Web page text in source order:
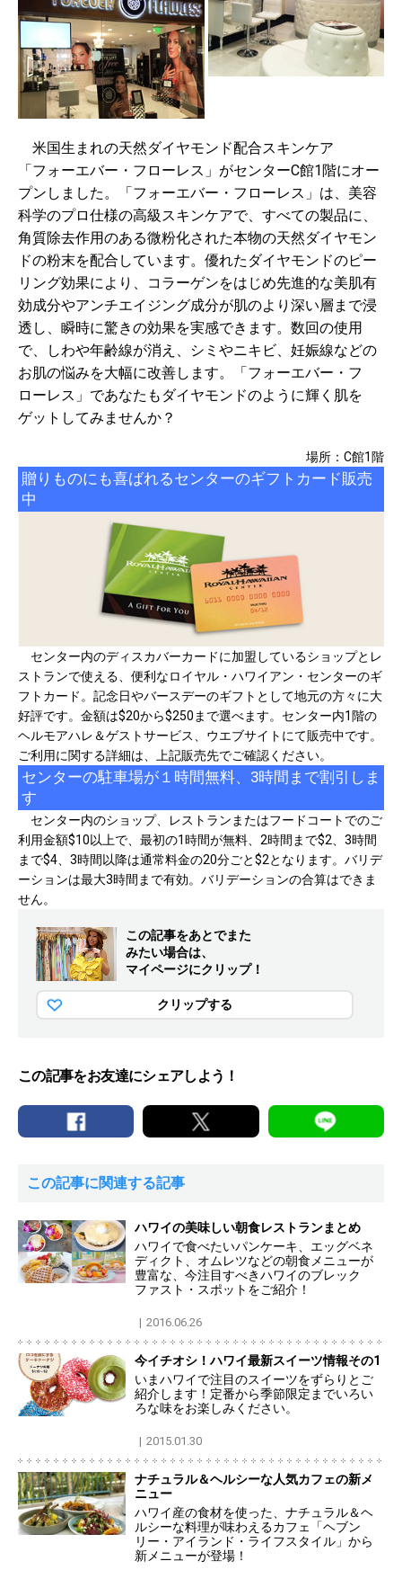
米国生まれの天然ダイヤモンド配合スキンケア
「フォーエバー・フローレス」がセンターC館1階にオー
プンしました。「フォーエバー・フローレス」は、美容
科学のプロ仕様の高級スキンケアで、すべての製品に、
角質除去作用のある微粉化された本物の天然ダイヤモン
ドの粉末を配合しています。優れたダイヤモンドのピー
リング効果により、コラーゲンをはじめ先進的な美肌有
効成分やアンチエイジング成分が肌のより深い層まで浸
透し、瞬時に驚きの効果を実感できます。数回の使用
で、しわや年齢線が消え、シミやニキビ、妊娠線などの
お肌の悩みを大幅に改善します。「フォーエバー・フ
ローレス」であなたもダイヤモンドのように輝く肌を
ゲットしてみませんか？
場所：C館1階
贈りものにも喜ばれるセンターのギフトカード販売
中
センター内のディスカバーカードに加盟しているショップとレ
ストランで使える、便利なロイヤル・ハワイアン・センターのギ
フトカード。記念日やバースデーのギフトとして地元の方々に大
好評です。金額は$20から$250まで選べます。センター内1階の
ヘルモアハレ＆ゲストサービス、ウエブサイトにて販売中です。
ご利用に関する詳細は、上記販売先でご確認ください。
センターの駐車場が１時間無料、3時間まで割引しま
す
センター内のショップ、レストランまたはフードコートでのご
利用金額$10以上で、最初の1時間が無料、2時間まで$2、3時間
まで$4、3時間以降は通常料金の20分ごと$2となります。バリデ
ーションは最大3時間まで有効。バリデーションの合算はできま
せん。
この記事をあとでまた
みたい場合は、
マイページにクリップ！
クリップする
この記事をお友達にシェアしよう！
この記事に関連する記事
ハワイの美味しい朝食レストランまとめ
ハワイで食べたいパンケーキ、エッグベネ
ディクト、オムレツなどの朝食メニューが
豊富な、今注目すべきハワイのブレック
ファスト・スポットをご紹介！
2016.06.26
今イチオシ！ハワイ最新スイーツ情報その1
いまハワイで注目のスイーツをずらりとご
紹介します！定番から季節限定までいろい
ろな味をお楽しみください。
2015.01.30
ナチュラル＆ヘルシーな人気カフェの新メ
ニュー
ハワイ産の食材を使った、ナチュラル＆ヘ
ルシーな料理が味わえるカフェ「ヘブン
リー・アイランド・ライフスタイル」から
新メニューが登場！